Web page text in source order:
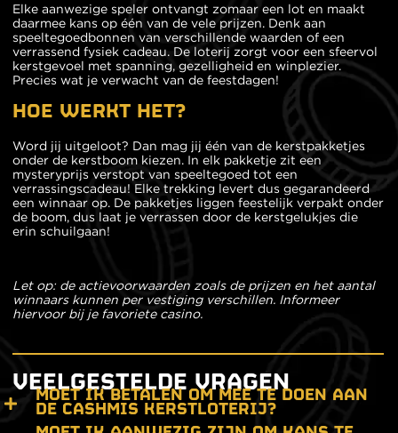
Elke aanwezige speler ontvangt zomaar een lot en maakt
daarmee kans op één van de vele prijzen. Denk aan
speeltegoedbonnen van verschillende waarden of een
verrassend fysiek cadeau. De loterij zorgt voor een sfeervol
kerstgevoel met spanning, gezelligheid en winplezier.
Precies wat je verwacht van de feestdagen!
HOE WERKT HET?
Word jij uitgeloot? Dan mag jij één van de kerstpakketjes
onder de kerstboom kiezen. In elk pakketje zit een
mysteryprijs verstopt van speeltegoed tot een
verrassingscadeau! Elke trekking levert dus gegarandeerd
een winnaar op. De pakketjes liggen feestelijk verpakt onder
de boom, dus laat je verrassen door de kerstgelukjes die
erin schuilgaan!
Let op: de actievoorwaarden zoals de prijzen en het aantal
winnaars kunnen per vestiging verschillen. Informeer
hiervoor bij je favoriete casino.
VEELGESTELDE VRAGEN
MOET IK BETALEN OM MEE TE DOEN AAN
DE CASHMIS KERSTLOTERIJ?